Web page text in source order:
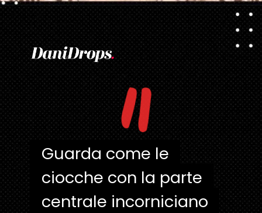
Apertura in corso
"
Guarda come le
ciocche con la parte
centrale incorniciano
Guarda come le
ciocche con la parte
centrale incorniciano